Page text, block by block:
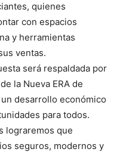
quienes
con espacios
y herramientas
ventas.
será respaldada por
la Nueva ERA de
desarrollo económico
para todos.
lograremos que
seguros, modernos y